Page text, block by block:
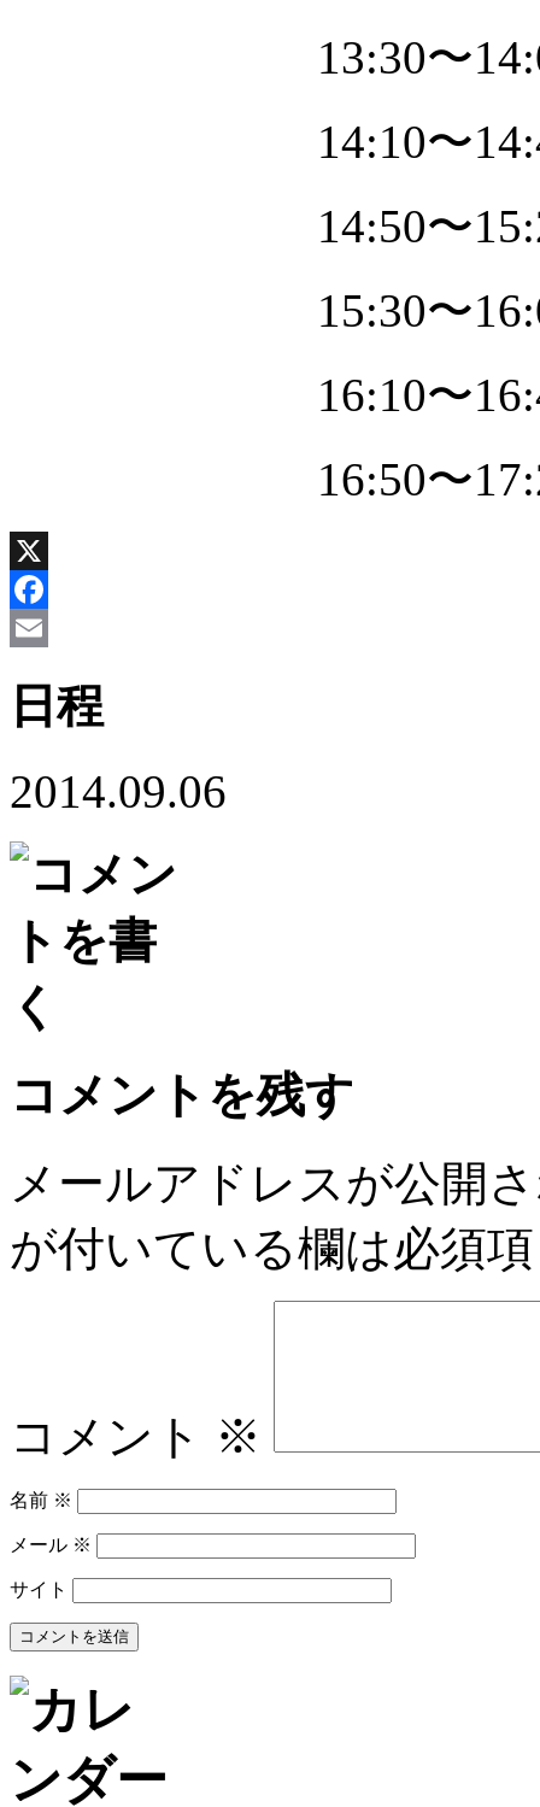
13:30〜
14:10〜
14:50〜
15:30〜
16:10〜
16:50〜
X
Facebook
日程
2014.09.06
コメントを残す
メールアドレスが公開
が付いている欄は必須
コメント ※
名前 ※
メール ※
サイト